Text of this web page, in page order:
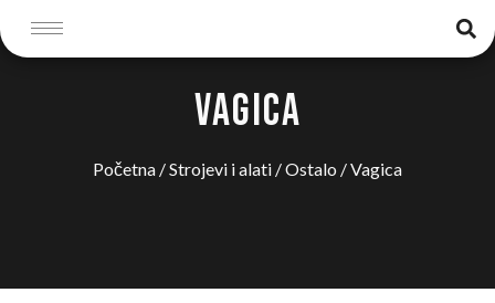
VAGICA
Početna /Strojevi i alati /Ostalo / Vagica